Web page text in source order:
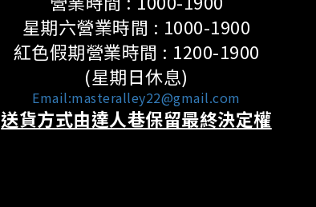
星期六營業時間 : 1000-1900
紅色假期營業時間 : 1200-1900
(星期日休息)
Email:masteralley22@gmail.com
送貨方式由達人巷保留最終決定權